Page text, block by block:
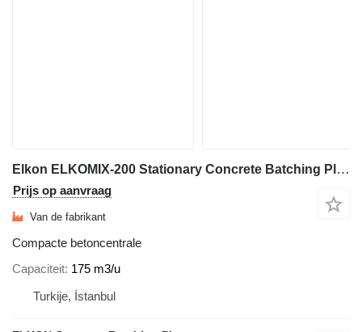
Elkon ELKOMIX-200 Stationary Concrete Batching Plant
Prijs op aanvraag
Van de fabrikant
Compacte betoncentrale
Capaciteit 175 m3/u
Turkije, İstanbul